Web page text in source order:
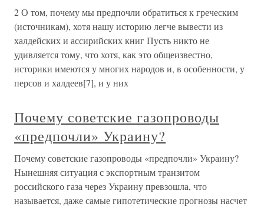
2 О том, почему мы предпочли обратиться к греческим
(источникам), хотя нашу историю легче вывести из
халдейских и ассирийских книг Пусть никто не
удивляется тому, что хотя, как это общеизвестно,
историки имеются у многих народов и, в особенности, у
персов и халдеев[7], и у них
Почему советские газопроводы
«предпочли» Украину?
Почему советские газопроводы «предпочли» Украину?
Нынешняя ситуация с экспортным транзитом
российского газа через Украину превзошла, что
называется, даже самые гипотетические прогнозы насчет